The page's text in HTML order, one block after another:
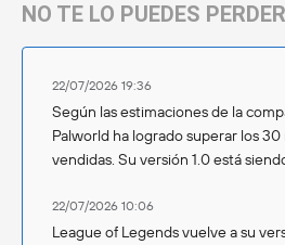
NO TE LO PUEDES
22/07/2026 19:36
Según las estimaciones de la
Palworld ha logrado superar los
vendidas. Su versión 1.0 está
22/07/2026 10:06
League of Legends vuelve a su